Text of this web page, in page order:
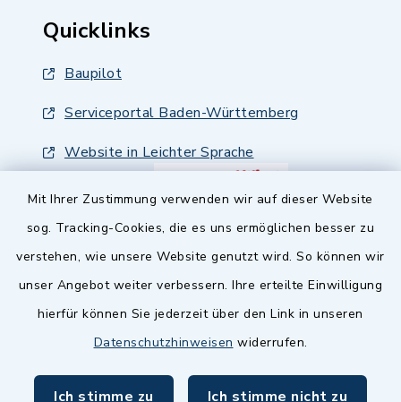
Mit Ihrer Zustimmung verwenden wir auf dieser Website
sog. Tracking-Cookies, die es uns ermöglichen besser zu
verstehen, wie unsere Website genutzt wird. So können wir
unser Angebot weiter verbessern. Ihre erteilte Einwilligung
hierfür können Sie jederzeit über den Link in unseren
Datenschutzhinweisen widerrufen.
Ich stimme zu Ich stimme nicht zu
Quicklinks
Baupilot
Serviceportal Baden-Württemberg
Website in Leichter Sprache